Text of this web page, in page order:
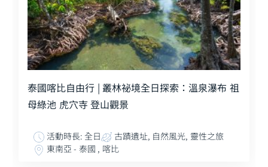
泰國喀比自由行 | 叢林祕境全日探索：溫泉瀑布 祖
母綠池 虎穴寺 登山觀景
活動時長: 全日
古蹟遺址, 自然風光, 靈性之旅
東南亞 - 泰國 , 喀比